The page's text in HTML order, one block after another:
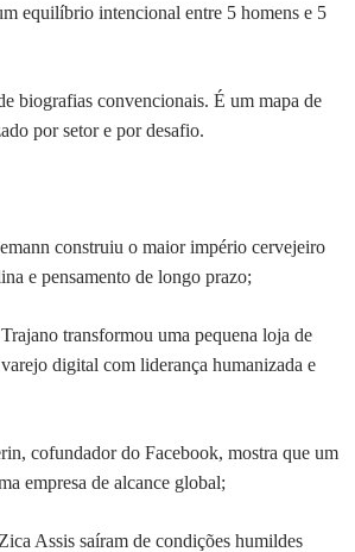
equilíbrio intencional entre 5 homens e 5
biografias convencionais. É um mapa de
por setor e por desafio.
construiu o maior império cervejeiro
e pensamento de longo prazo;
transformou uma pequena loja de
digital com liderança humanizada e
cofundador do Facebook, mostra que um
empresa de alcance global;
Assis saíram de condições humildes